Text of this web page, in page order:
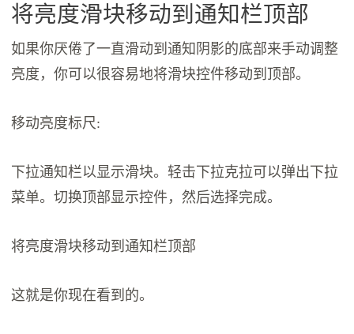
将亮度滑块移动到通知栏顶部
如果你厌倦了一直滑动到通知阴影的底部来手动调整
亮度，你可以很容易地将滑块控件移动到顶部。
移动亮度标尺:
下拉通知栏以显示滑块。轻击下拉克拉可以弹出下拉
菜单。切换顶部显示控件，然后选择完成。
将亮度滑块移动到通知栏顶部
这就是你现在看到的。